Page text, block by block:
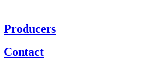
Producers
Contact